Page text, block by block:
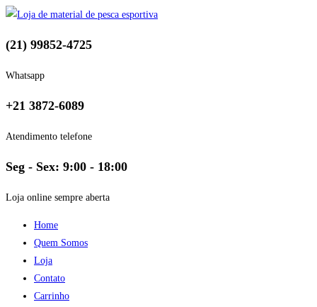
(21) 99852-4725
Whatsapp
+21 3872-6089
Atendimento telefone
Seg - Sex: 9:00 - 18:00
Loja online sempre aberta
Home
Quem Somos
Loja
Contato
Carrinho